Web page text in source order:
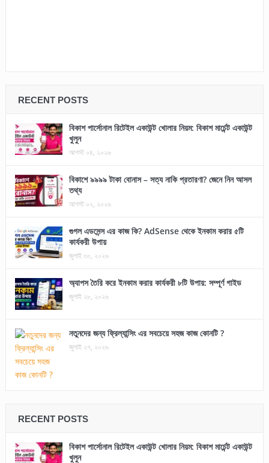
RECENT POSTS
বিকাশ পার্সোনাল রিটেইল একাউন্ট খোলার নিয়ম: বিকাশ মার্চেন্ট একাউন্ট
খুলুন
আগস্ট ০৪, ২০২৬
বিকাশে ৯৯৯৯ টাকা বোনাস – সত্য নাকি প্রতারণা? জেনে নিন আসল
তথ্য
আগস্ট ০২, ২০২৬
গুগল এডসেন্স এর কাজ কি? AdSense থেকে ইনকাম করার ৫টি
কার্যকরী উপায়
জুলাই ৩০, ২০২৬
অ্যাপস তৈরি করে ইনকাম করার কার্যকরী ৮টি উপায়: সম্পূর্ণ গাইড
জুলাই ২৮, ২০২৬
নতুনদের জন্য ফ্রিল্যান্সিং এর সবচেয়ে সহজ কাজ কোনটি ?
জুলাই ২৭, ২০২৬
RECENT POSTS
বিকাশ পার্সোনাল রিটেইল একাউন্ট খোলার নিয়ম: বিকাশ মার্চেন্ট একাউন্ট
খুলুন